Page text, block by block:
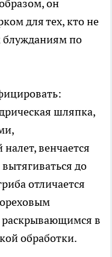
он
для тех, кто не
блужданиям по
шляпка,
венчается
до
отличается
в
обработки.